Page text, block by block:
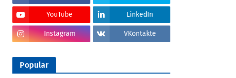
YouTube LinkedIn
Instagram VKontakte
Popular